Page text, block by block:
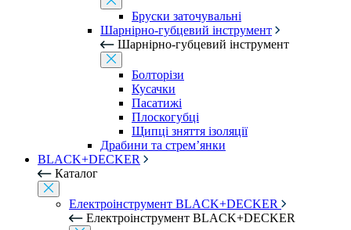
Бруски заточувальні
Шарнірно-губцевий інструмент
Шарнірно-губцевий інструмент
Болторізи
Кусачки
Пасатижі
Плоскогубці
Щипці зняття ізоляції
Драбини та стрем’янки
BLACK+DECKER
Каталог
Електроінструмент BLACK+DECKER
Електроінструмент BLACK+DECKER